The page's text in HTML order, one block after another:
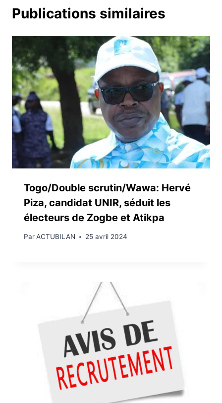
Publications similaires
Togo/Double scrutin/Wawa: Hervé
Piza, candidat UNIR, séduit les
électeurs de Zogbe et Atikpa
ParACTUBILAN 25 avril 2024